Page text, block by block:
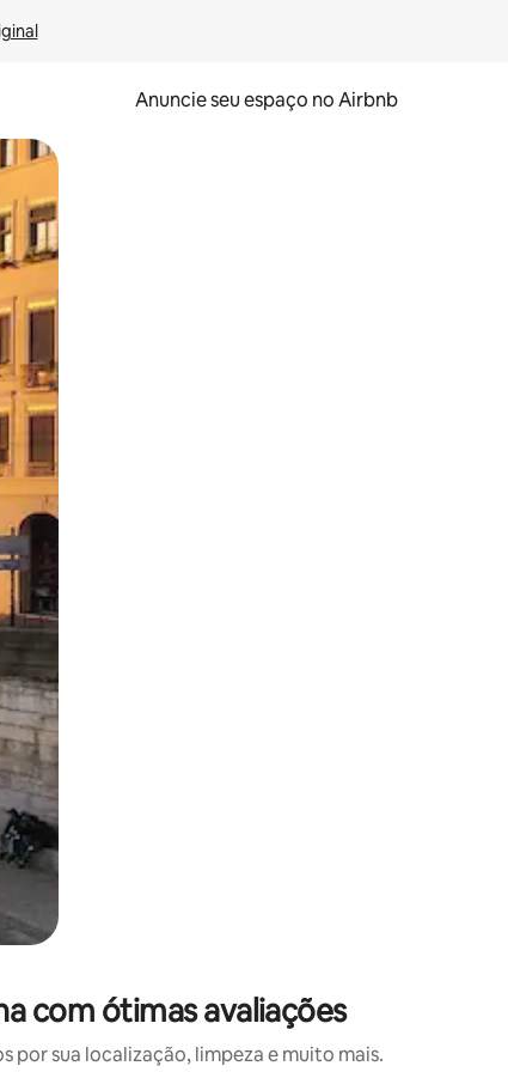
Anuncie seu espaço no Airbnb
o dedo na tela.
com ótimas avaliações
por sua localização, limpeza e muito mais.